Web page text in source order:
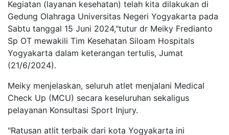
Kegiatan (layanan kesehatan) telah kita dilakukan di
Gedung Olahraga Universitas Negeri Yogyakarta pada
Sabtu tanggal 15 Juni 2024,"tutur dr Meiky Fredianto
Sp OT mewakili Tim Kesehatan Siloam Hospitals
Yogyakarta dalam keterangan tertulis, Jumat
(21/6/2024).
Meiky menjelaskan, seluruh atlet menjalani Medical
Check Up (MCU) secara keseluruhan sekaligus
pelayanan Konsultasi Sport Injury.
"Ratusan atlit terbaik dari kota Yogyakarta ini